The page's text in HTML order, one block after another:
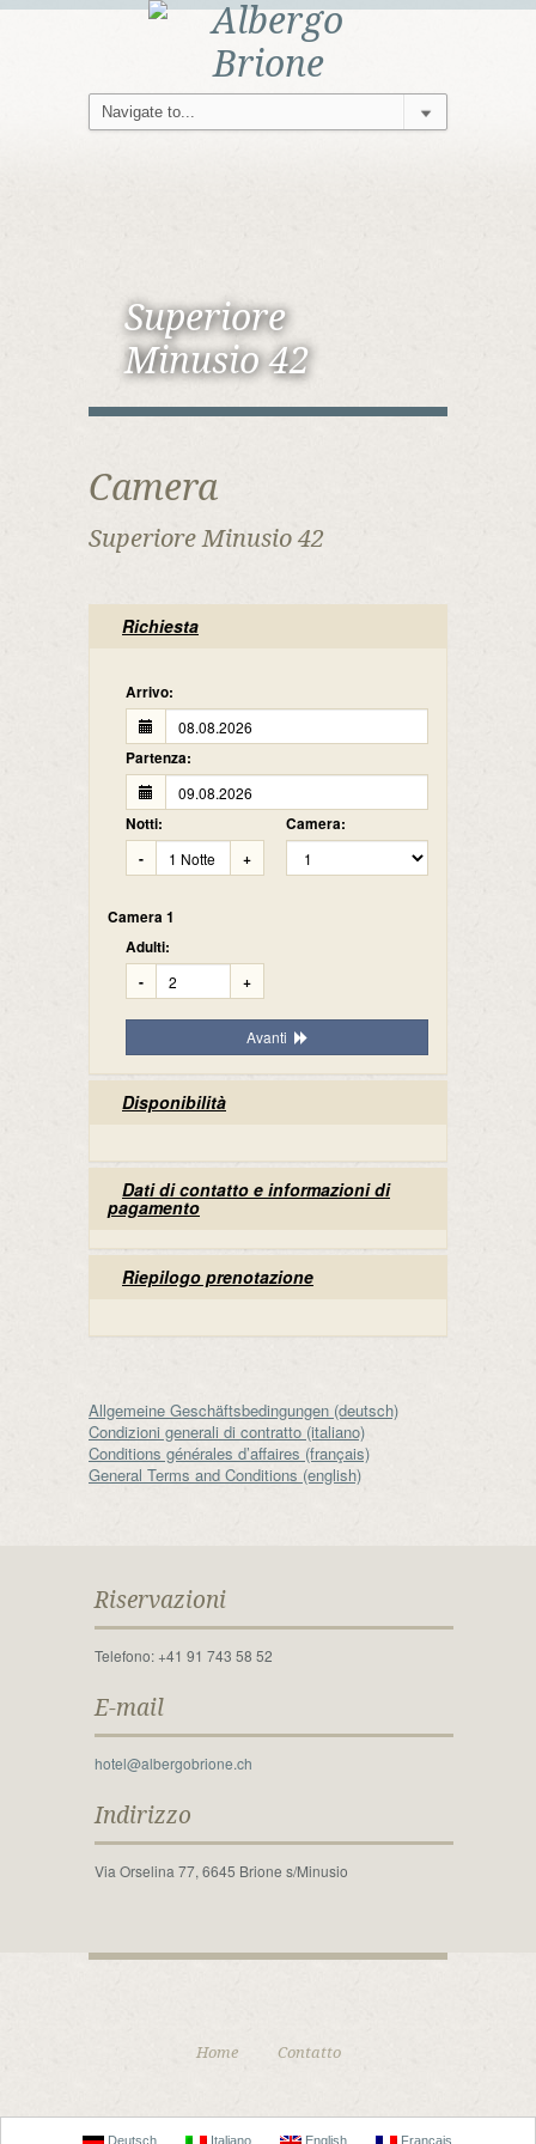
Superiore
Minusio 42
Camera
Superiore Minusio 42
Richiesta
Arrivo:
Partenza:
Notti:
- +
Camera:
Camera 1
Adulti:
- +
Avanti
Disponibilità
Dati di contatto e informazioni di
pagamento
Riepilogo prenotazione
Allgemeine Geschäftsbedingungen (deutsch)
Condizioni generali di contratto (italiano)
Conditions générales d’affaires (français)
General Terms and Conditions (english)
Riservazioni
Telefono: +41 91 743 58 52
E-mail
hotel@albergobrione.ch
Indirizzo
Via Orselina 77, 6645 Brione s/Minusio
Home Contatto
Deutsch Italiano English Français